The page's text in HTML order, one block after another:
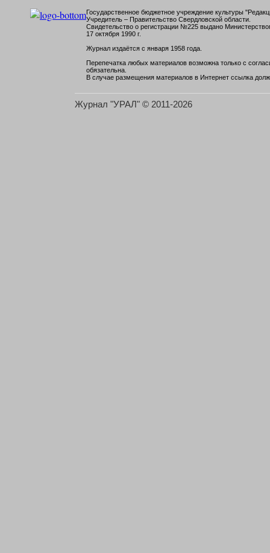
Государственное бюджетное учреждение культуры
Учредитель – Правительство Свердловской области.
Свидетельство о регистрации №225 выдано
17 октября 1990 г.
Журнал издаётся с января 1958 года.
Перепечатка любых материалов возможна только с
обязательна.
В случае размещения материалов в Интернет ссылка
Журнал "УРАЛ" © 2011-2026